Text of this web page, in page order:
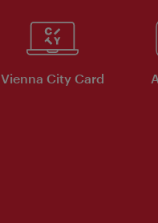
Vienna City Card